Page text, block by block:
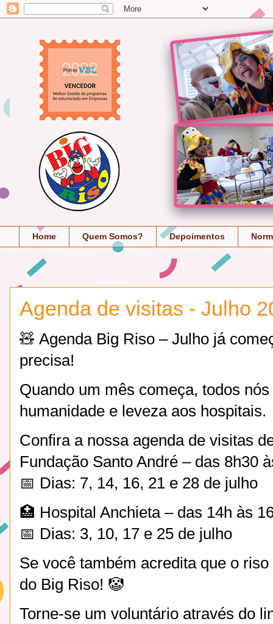
Home Quem Somos? Depoimentos
Agenda de visitas - Julho
🧸 Agenda Big Riso – Julho já
precisa!
Quando um mês começa, todos
humanidade e leveza aos hospitais.
Confira a nossa agenda de visitas
Fundação Santo André – das 8h30
📅 Dias: 7, 14, 16, 21 e 28 de julho
🏥 Hospital Anchieta – das 14h às
📅 Dias: 3, 10, 17 e 25 de julho
Se você também acredita que o
do Big Riso! 🤡
Torne-se um voluntário através do